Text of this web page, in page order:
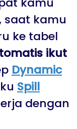
saat kamu
ke tabel
ikut
Dynamic
Spill
dengan